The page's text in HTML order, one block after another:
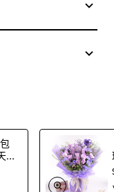
場花與花
其獨特的靈魂。馬
出令人驚豔的火
，每一位「花界名
融合在一起。無論
祝福，這束花都能
星